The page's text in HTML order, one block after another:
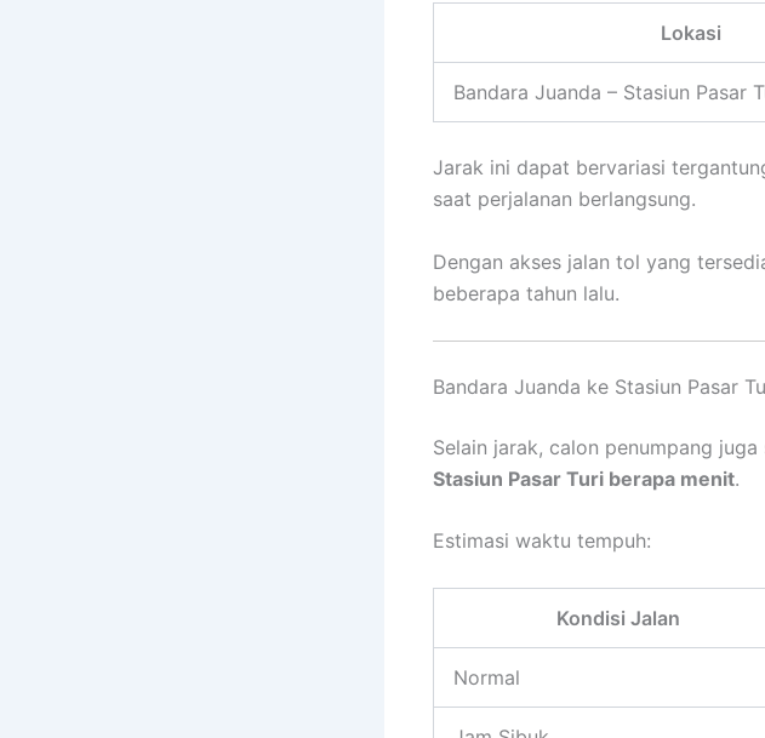
Lokasi
Bandara Juanda – Stasiun Pasar
Jarak ini dapat bervariasi
saat perjalanan berlangsung.
Dengan akses jalan tol yang
beberapa tahun lalu.
Bandara Juanda ke Stasiun Pasar
Selain jarak, calon penumpang
Stasiun Pasar Turi berapa menit.
Estimasi waktu tempuh:
Kondisi Jalan
Normal